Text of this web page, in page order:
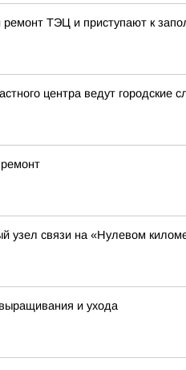
ТЭЦ и приступают к
центра ведут городские
узел связи на «Нулевом
и ухода